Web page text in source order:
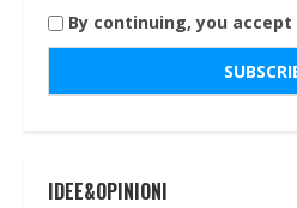
By continuing, you
IDEE&OPINIONI